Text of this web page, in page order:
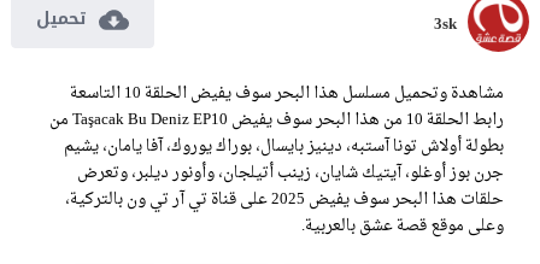
3sk تحميل
مشاهدة وتحميل مسلسل هذا البحر سوف يفيض الحلقة 10 التاسعة
رابط الحلقة 10 من هذا البحر سوف يفيض Taşacak Bu Deniz EP10 من
بطولة أولاش تونا آستبه، دينيز بايسال، بوراك يوروك، آفا يامان، يشيم
جرن بوز أوغلو، آيتيك شايان، زينب أتيلجان، وأونور ديلبر، وتعرض
حلقات هذا البحر سوف يفيض 2025 على قناة تي آر تي ون بالتركية،
وعلى موقع قصة عشق بالعربية.